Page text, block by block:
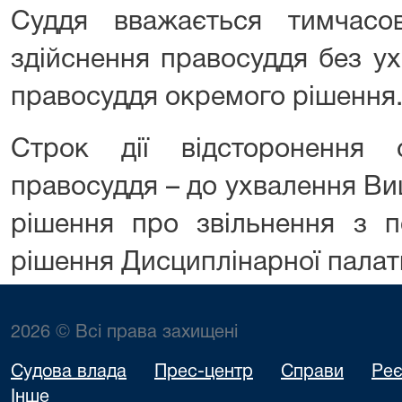
Суддя вважається
здійснення правосуддя без
правосуддя окремого рішення.
Строк дії відсторонення
правосуддя – до ухвалення
рішення про звільнення з
рішення Дисциплінарної
2026 © Всі права захищені
Судова влада Прес-центр Справи
Інше